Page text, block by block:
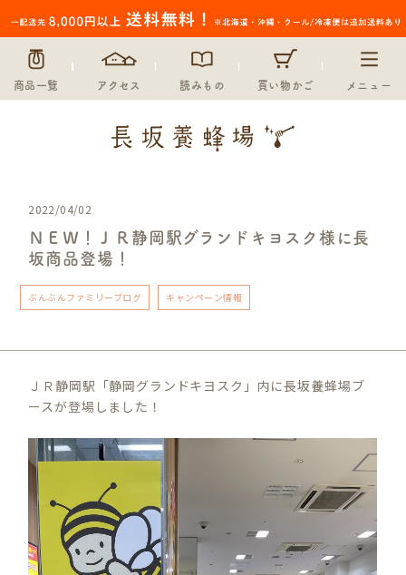
商品一覧 アクセス 読みもの 買い物かご メニュー
2022/04/02
ＮＥＷ！ＪＲ静岡駅グランドキヨスク様に長
坂商品登場！
ぶんぶんファミリーブログ キャンペーン情報
ＪＲ静岡駅「静岡グランドキヨスク」内に長坂養蜂場ブ
ースが登場しました！